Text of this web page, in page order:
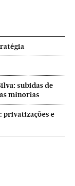
subidas de
minorias
privatizações e